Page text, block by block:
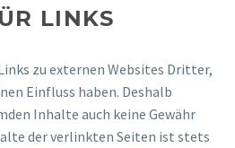
LINKS
zu externen Websites Dritter,
Einfluss haben. Deshalb
Inhalte auch keine Gewähr
der verlinkten Seiten ist stets